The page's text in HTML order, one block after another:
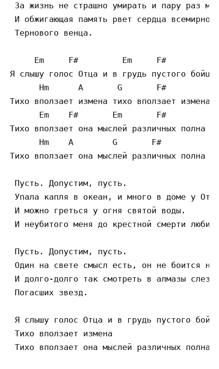
За жизнь не страшно умирать и пару раз
И обжигающая память рвет сердца
Тернового венца.
     Em     F#         Em     F#
Я слышу голос Отца и в грудь пустого
      Hm      A       G       F#
Тихо вползает измена тихо вползает измена
      Em    F#       Em       F#
Тихо вползает она мыслей различных полна
      Hm    A        G       F#
Тихо вползает она мыслей различных полна
Пусть. Допустим, пусть.
Упала капля в океан, и много в доме у
И можно греться у огня святой воды.
И неубитого меня до крестной смерти
Пусть. Допустим, пусть.
Один на свете смысл есть, он не боится
И долго-долго так смотреть в алмазы
Погасших звезд.
Я слышу голос Отца и в грудь пустого
Тихо вползает измена
Тихо вползает она мыслей различных полна